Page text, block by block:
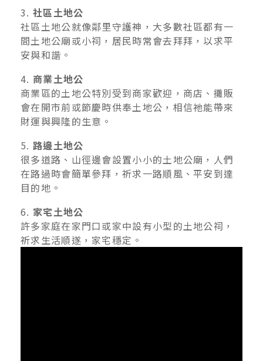
3. 社區土地公
社區土地公就像鄰里守護神，大多數社區都有一
間土地公廟或小祠，居民時常會去拜拜，以求平
安與和諧。
4. 商業土地公
商業區的土地公特別受到商家歡迎，商店、攤販
會在開市前或節慶時供奉土地公，相信祂能帶來
財運與興隆的生意。
5. 路邊土地公
很多道路、山徑邊會設置小小的土地公廟，人們
在路過時會簡單參拜，祈求一路順風、平安到達
目的地。
6. 家宅土地公
許多家庭在家門口或家中設有小型的土地公祠，
祈求生活順遂，家宅穩定。